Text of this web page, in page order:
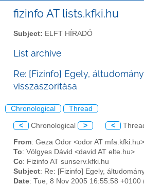
fizinfo AT lists.kfki.hu
Subject: ELFT HÍRADÓ
List archive
Re: [Fizinfo] Egely,
visszaszorítása
Chronological Thread
< Chronological > <
From: Geza Odor <odor AT mfa.kfki.hu>
To: Völgyes Dávid <david AT elte.hu>
Cc: Fizinfo AT sunserv.kfki.hu
Subject: Re: [Fizinfo] Egely,
Date: Tue, 8 Nov 2005 16:55:58 +0100